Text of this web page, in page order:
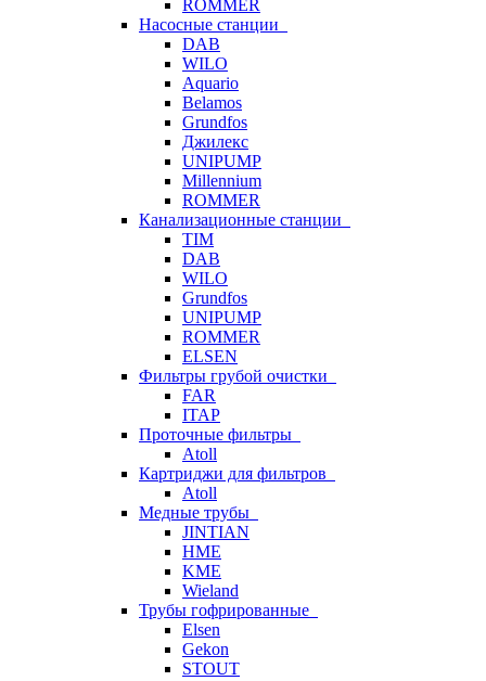
ROMMER
Насосные станции
DAB
WILO
Aquario
Belamos
Grundfos
Джилекс
UNIPUMP
Millennium
ROMMER
Канализационные станции
TIM
DAB
WILO
Grundfos
UNIPUMP
ROMMER
ELSEN
Фильтры грубой очистки
FAR
ITAP
Проточные фильтры
Atoll
Картриджи для фильтров
Atoll
Медные трубы
JINTIAN
HME
KME
Wieland
Трубы гофрированные
Elsen
Gekon
STOUT